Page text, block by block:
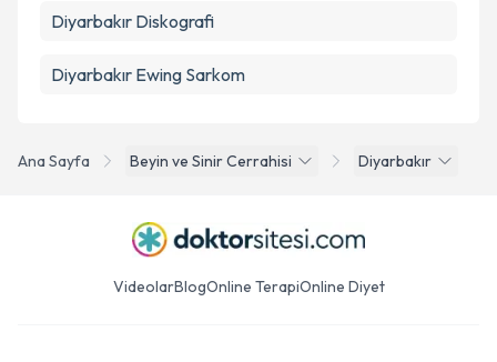
Ana Sayfa Beyin ve Sinir Cerrahisi Diyarbakır
Diyarbakır Diskografi
Diyarbakır Ewing Sarkom
VideolarBlogOnline TerapiOnline Diyet